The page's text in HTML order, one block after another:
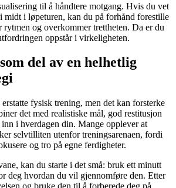
til å håndtere motgang. Hvis du vet
midt i løpeturen, kan du på forhånd forestille
rytmen og overkommer trettheten. Da er du
oppstår i virkeligheten.
del av en helhetlig
fysisk trening, men det kan forsterke
det med realistiske mål, god restitusjon
inn i hverdagen din. Mange opplever at
selvtilliten utenfor treningsarenaen, fordi
og tro på egne ferdigheter.
kan du starte i det små: bruk ett minutt
deg hvordan du vil gjennomføre den. Etter